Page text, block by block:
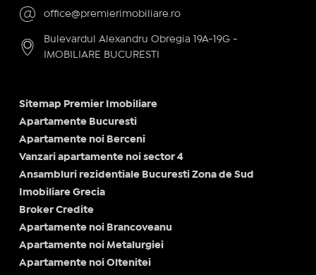
office@premierimobiliare.ro
Bulevardul Alexandru Obregia 19A-19G -
IMOBILIARE BUCURESTI
Sitemap Premier Imobiliare
Apartamente Bucuresti
Apartamente noi Berceni
Vanzari apartamente noi sector 4
Ansambluri rezidentiale Bucuresti Zona de Sud
Imobiliare Grecia
Broker Credite
Apartamente noi Brancoveanu
Apartamente noi Metalurgiei
Apartamente noi Oltenitei